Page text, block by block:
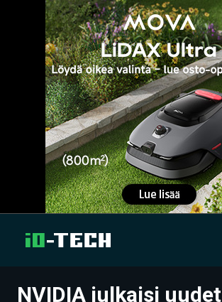
NVIDIA julkaisi uudet